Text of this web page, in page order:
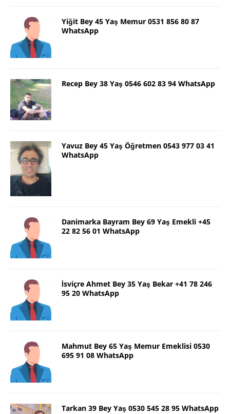
Yiğit Bey 45 Yaş Memur 0531 856 80 87
WhatsApp
Recep Bey 38 Yaş 0546 602 83 94 WhatsApp
Yavuz Bey 45 Yaş Öğretmen 0543 977 03 41
WhatsApp
Danimarka Bayram Bey 69 Yaş Emekli +45
22 82 56 01 WhatsApp
İsviçre Ahmet Bey 35 Yaş Bekar +41 78 246
95 20 WhatsApp
Mahmut Bey 65 Yaş Memur Emeklisi 0530
695 91 08 WhatsApp
Tarkan 39 Bey Yaş 0530 545 28 95 WhatsApp